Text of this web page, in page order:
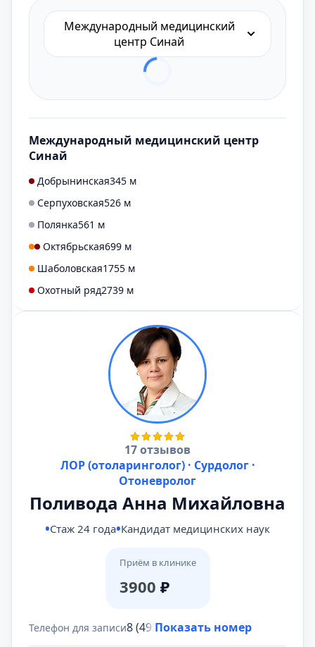
Международный медицинский
центр Синай
Международный медицинский центр
Синай
Добрынинская345 м
Серпуховская526 м
Полянка561 м
Октябрьская699 м
Шаболовская1755 м
Охотный ряд2739 м
17 отзывов
ЛОР (отоларинголог) · Сурдолог ·
Отоневролог
Поливода Анна Михайловна
Стаж 24 года Кандидат медицинских наук
Приём в клинике
3900 ₽
Телефон для записи8 (495) 431-69-47
Показать номер